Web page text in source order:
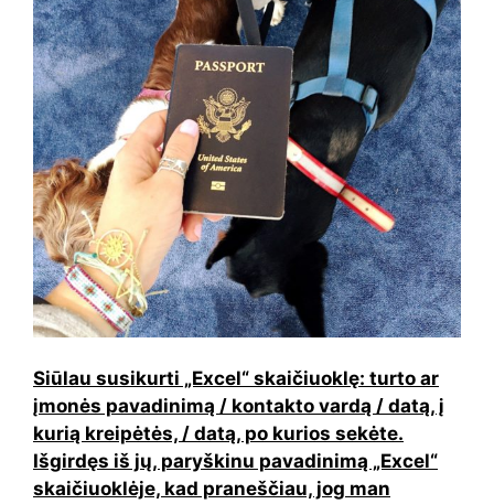
Siūlau susikurti „Excel“ skaičiuoklę: turto ar
įmonės pavadinimą / kontakto vardą / datą, į
kurią kreipėtės, / datą, po kurios sekėte.
Išgirdęs iš jų, paryškinu pavadinimą „Excel“
skaičiuoklėje, kad praneščiau, jog man